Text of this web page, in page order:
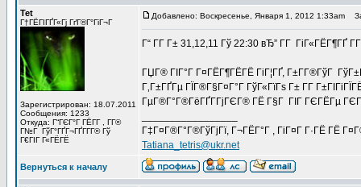
Tet
Г†ГЁГІГҐГ«Гј ГґГ®Г°ГіГ¬Г
Зарегистрирован: 18.07.2011
Сообщения: 1233
Откуда: Г“ГЄГ°Г ГЁГ­Г , Г­Г®
Г№Г ГўГ°ГҐГ¬ГҐГ­Г­Г® Гў
Г€ГІГ Г«ГЁГЁ
Добавлено: Воскресенье, Января 1, 2012 1:33am
Г“ Г­Г Г± 31,12,11 Гў 22:30 вЂ” Г­Г ГіГ«ГЁГ¶ГҐ
ГЏГ® ГІГ°Г Г¤ГЁГ¶ГЁГЁ ГіГ¦ГҐ, Г±Г­Г®ГўГ
Г‚Г±ГҐГµ ГЇГ®Г§Г¤Г°Г ГўГ«ГїГѕ Г± Г­Г
ГµГ®Г°Г®ГёГҐГ­ГјГЄГ® ГЁ Г§Г ГІГ ГЄГЁГµ
Г‡Г¤Г®Г°Г®ГўГјГї, Г¬ГЁГ°Г , ГіГ¤Г Г·ГЁ ГЁ
Tatiana_tetris@ukr.net
Вернуться к началу